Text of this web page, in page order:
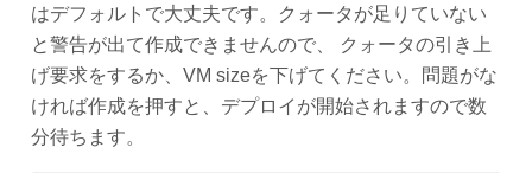
はデフォルトで大丈夫です。クォータが足りていない
と警告が出て作成できませんので、 クォータの引き上
げ要求をするか、VM sizeを下げてください。問題がな
ければ作成を押すと、デプロイが開始されますので数
分待ちます。